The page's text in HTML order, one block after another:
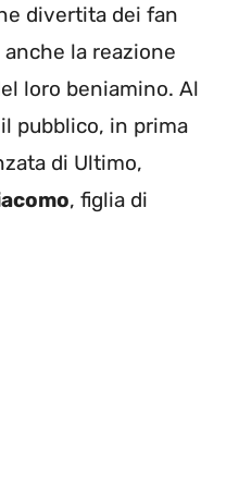
divertita dei fan
la reazione
loro beniamino. Al
pubblico, in prima
di Ultimo,
, figlia di